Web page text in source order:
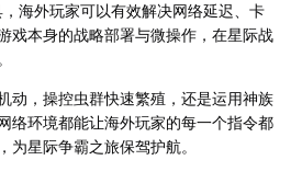
海外玩家可以有效解决网络延迟、卡
戏本身的战略部署与微操作，在星际战
动，操控虫群快速繁殖，还是运用神族
络环境都能让海外玩家的每一个指令都
为星际争霸之旅保驾护航。